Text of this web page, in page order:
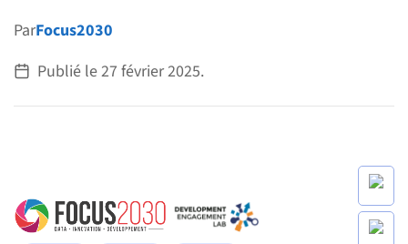
ParFocus2030
Publié le27 février 2025.